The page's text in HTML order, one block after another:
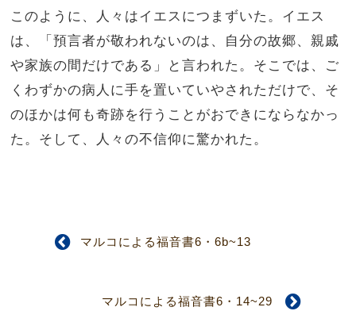
このように、人々はイエスにつまずいた。 イエス
は、「預言者が敬われないのは、自分の故郷、親戚
や家族の間だけである」と言われた。 そこでは、ご
くわずかの病人に手を置いていやされただけで、そ
のほかは何も奇跡を行うことがおできにならなかっ
た。 そして、人々の不信仰に驚かれた。
マルコによる福音書6・6b~13
マルコによる福音書6・14~29